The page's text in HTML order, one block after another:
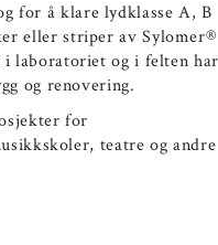
for å klare lydklasse A, B
eller striper av Sylomer®
i laboratoriet og i felten har
og renovering.
for
teatre og andre